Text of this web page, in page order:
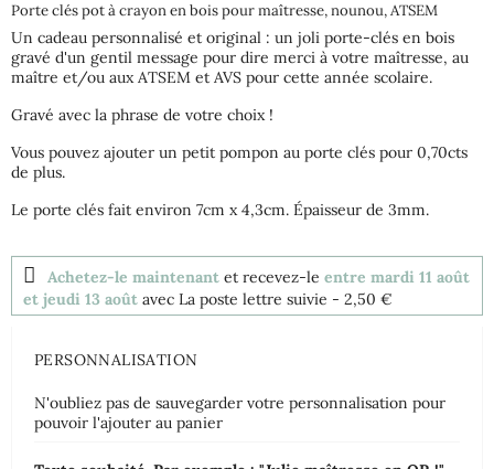
Porte clés pot à crayon en bois pour maîtresse, nounou, ATSEM
Un cadeau personnalisé et original : un joli porte-clés en bois
gravé d'un gentil message pour dire merci à votre maîtresse, au
maître et/ou aux ATSEM et AVS pour cette année scolaire.
Gravé avec la phrase de votre choix !
Vous pouvez ajouter un petit pompon au porte clés pour 0,70cts
de plus.
Le porte clés fait environ 7cm x 4,3cm. Épaisseur de 3mm.
Achetez-le maintenant et recevez-le entre mardi 11 août
et jeudi 13 août avec La poste lettre suivie - 2,50 €
PERSONNALISATION
N'oubliez pas de sauvegarder votre personnalisation pour
pouvoir l'ajouter au panier